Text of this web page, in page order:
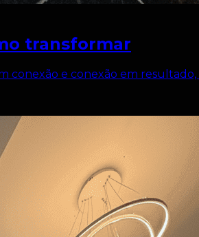
transformar
conexão e conexão em